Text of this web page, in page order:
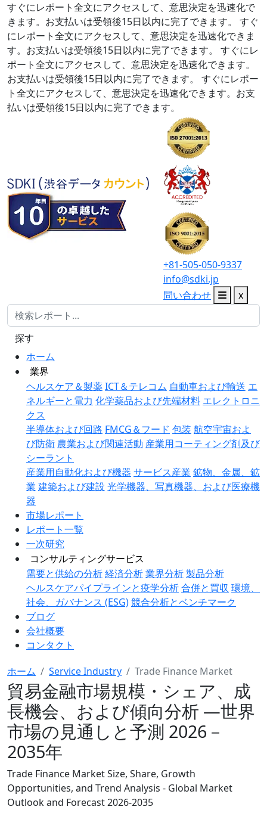
すぐにレポート全文にアクセスして、意思決定を迅速化で
きます。お支払いは受領後15日以内に完了できます。
すぐ
にレポート全文にアクセスして、意思決定を迅速化できま
す。お支払いは受領後15日以内に完了できます。
すぐにレ
ポート全文にアクセスして、意思決定を迅速化できます。
お支払いは受領後15日以内に完了できます。
すぐにレポー
ト全文にアクセスして、意思決定を迅速化できます。お支
払いは受領後15日以内に完了できます。
+81-505-050-9337
info@sdki.jp
問い合わせ
x
ホーム
業界
ヘルスケア＆製薬ICT＆テレコム 自動車および輸送 エ
ネルギーと電力 化学薬品および先端材料 エレクトロニ
クス
半導体および回路 FMCG＆フード 包装 航空宇宙およ
び防衛 農業および関連活動 産業用コーティング剤及び
シーラント
産業用自動化および機器 サービス産業 鉱物、金属、鉱
業 建築および建設 光学機器、写真機器、および医療機
器
市場レポート
レポート一覧
一次研究
コンサルティングサービス
需要と供給の分析経済分析業界分析製品分析
ヘルスケアパイプラインと疫学分析合併と買収 環境、
社会、ガバナンス (ESG)競合分析とベンチマーク
ブログ
会社概要
コンタクト
探す
ホーム Service Industry Trade Finance Market
貿易金融市場規模・シェア、成
長機会、および傾向分析 ―世界
市場の見通しと予測 2026－
2035年
Trade Finance Market Size, Share, Growth
Opportunities, and Trend Analysis - Global Market
Outlook and Forecast 2026-2035